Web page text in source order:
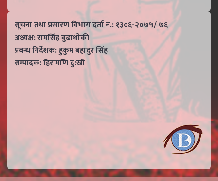
सूचना तथा प्रसारण विभाग दर्ता नं.: १३०६-२०७५/ ७६
अध्यक्ष: रामसिंह बुढाथाेकी
प्रबन्ध निर्देशक: हुकुम बहादुर सिंह
सम्पादक: हिरामणि दु:खी